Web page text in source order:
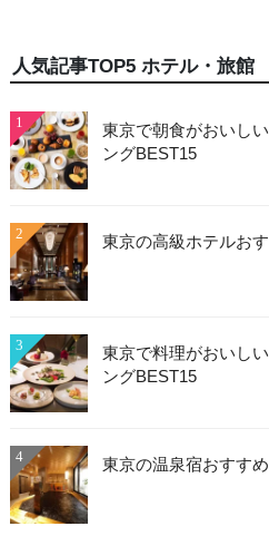
人気記事TOP5 ホテル・旅館
1
東京で朝食がおいし
ングBEST15
2 東京の高級ホテルお
3
東京で料理がおいし
ングBEST15
4 東京の温泉宿おすす